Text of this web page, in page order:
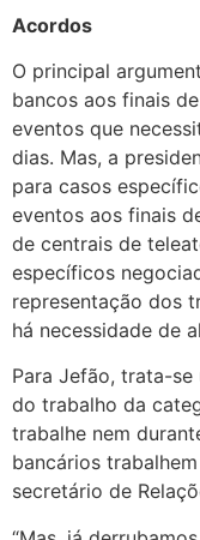
Acordos
O principal
bancos aos finais
eventos que
dias. Mas, a
para casos
eventos aos finais
de centrais de
específicos
representação dos
há necessidade de
Para Jefão, trata-
do trabalho da
trabalhe nem
bancários
secretário de